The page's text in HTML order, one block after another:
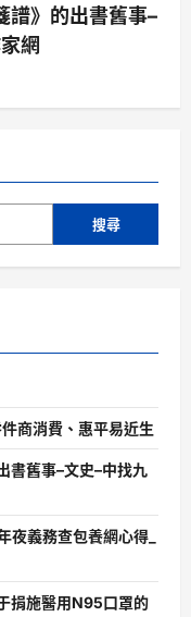
》的出書舊事–
網
搜尋
商消費、惠平易近生
舊事–文史–中找九
義務查包養網心得_
捐施醫用N95口罩的